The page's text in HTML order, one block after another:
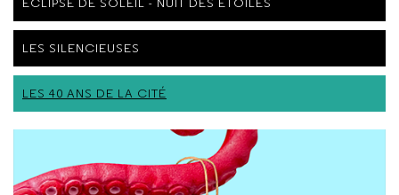
LES SILENCIEUSES
LES 40 ANS DE LA CITÉ